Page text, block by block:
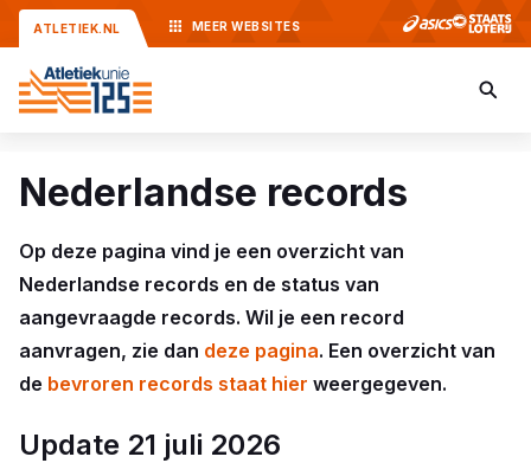
ATLETIEK.NL MEER WEBSITES
Nederlandse records
Op deze pagina vind je een overzicht van
Nederlandse records en de status van
aangevraagde records. Wil je een record
aanvragen, zie dan deze pagina. Een overzicht van
de bevroren records staat hier weergegeven.
Update 21 juli 2026